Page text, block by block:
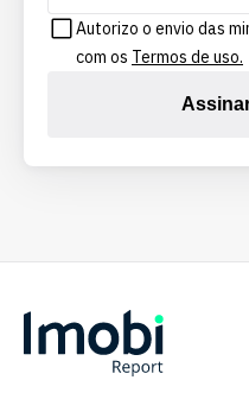
Autorizo o envio das
com os Termos de uso.